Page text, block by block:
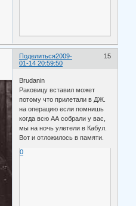
Поделиться 15
2009-
01-14 20:59:50
Brudanin
Раковицу вставил может
потому что прилетали в ДЖ.
на операцию если помнишь
когда всю АА собрали у вас,
мы на ночь улетели в Кабул.
Вот и отложилось в памяти.
0